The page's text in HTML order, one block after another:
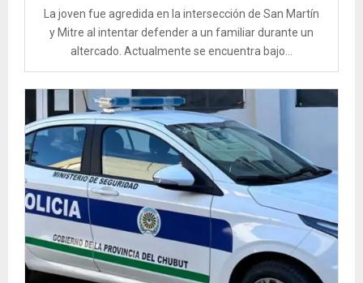
La joven fue agredida en la intersección de San Martín
y Mitre al intentar defender a un familiar durante un
altercado. Actualmente se encuentra bajo...